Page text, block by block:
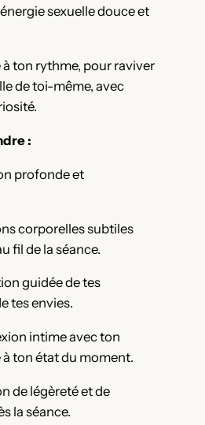
sexuelle douce et
ton rythme, pour raviver
de toi-même, avec
:
profonde et
corporelles subtiles
fil de la séance.
guidée de tes
tes envies.
intime avec ton
à ton état du moment.
de légèreté et de
la séance.